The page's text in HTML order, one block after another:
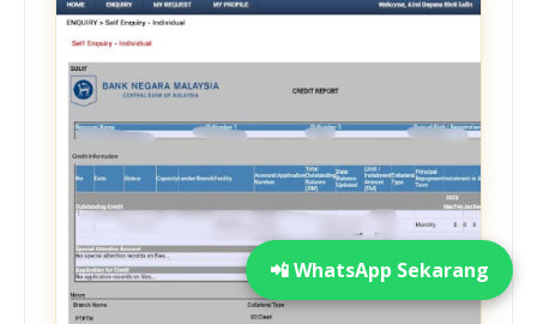
📲 WhatsApp Sekarang